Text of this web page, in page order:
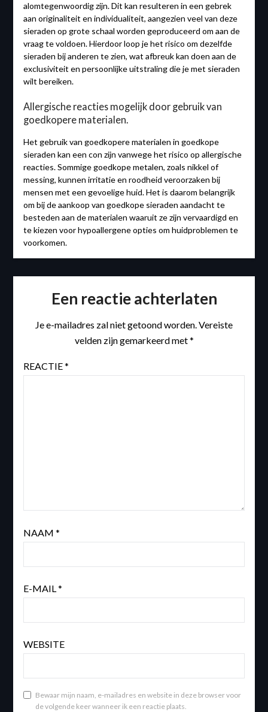
alomtegenwoordig zijn. Dit kan resulteren in een gebrek
aan originaliteit en individualiteit, aangezien veel van deze
sieraden op grote schaal worden geproduceerd om aan de
vraag te voldoen. Hierdoor loop je het risico om dezelfde
sieraden bij anderen te zien, wat afbreuk kan doen aan de
exclusiviteit en persoonlijke uitstraling die je met sieraden
wilt bereiken.
Allergische reacties mogelijk door gebruik van
goedkopere materialen.
Het gebruik van goedkopere materialen in goedkope
sieraden kan een con zijn vanwege het risico op allergische
reacties. Sommige goedkope metalen, zoals nikkel of
messing, kunnen irritatie en roodheid veroorzaken bij
mensen met een gevoelige huid. Het is daarom belangrijk
om bij de aankoop van goedkope sieraden aandacht te
besteden aan de materialen waaruit ze zijn vervaardigd en
te kiezen voor hypoallergene opties om huidproblemen te
voorkomen.
Een reactie achterlaten
Je e-mailadres zal niet getoond worden.Vereiste
velden zijn gemarkeerd met*
REACTIE*
NAAM *
E-MAIL*
WEBSITE
Bewaar mijn naam, e-mailadres en website in deze browser voor
de volgende keer wanneer ik een reactie plaats.